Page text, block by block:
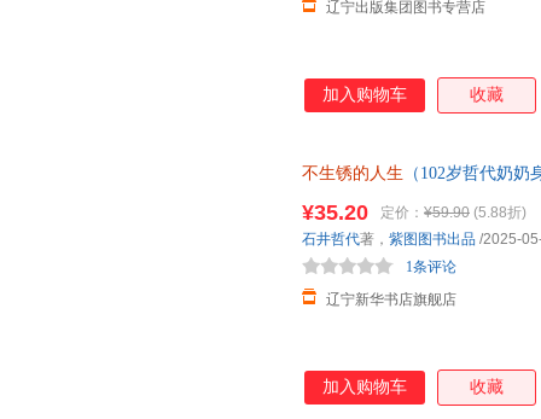
辽宁出版集团图书专营店
加入购物车 收藏
不生锈的人生 （102岁哲代奶
¥35.20 定价： ¥59.90 (5.88折)
辽宁新华书店旗舰店
1条评论
石井哲代著， 紫图图书出品 /2025-
加入购物车 收藏